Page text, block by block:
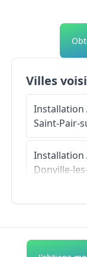
Villes
Installation
Saint-Pair-
Installation
Donville-
Installation